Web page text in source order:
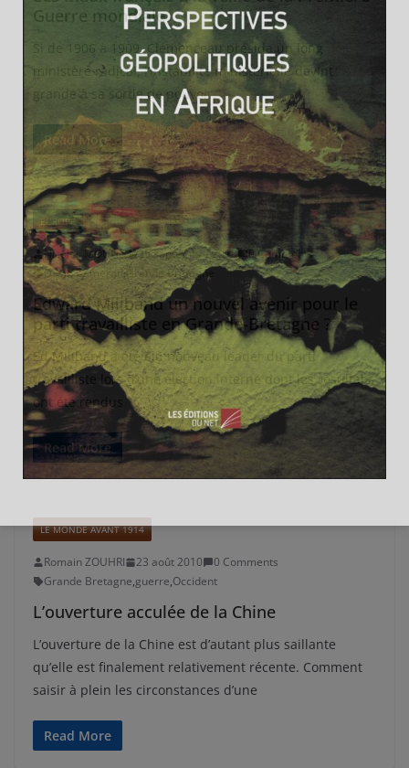
Guerre mondiale
Si de 1906 à 1909, Clémenceau présida un long
ministère radical, l’instabilité ministérielle devint
grande à sa sortie de pouvoir.
Read More
EUROPE GRANDE-BRETAGNE
Nicolas MOULIN 25 septembre 2010
0 Comments
David Cameron,Grande Bretagne
Edward Miliband un nouvel avenir pour le
parti travailliste en Grande-Bretagne ?
Ed Miliband a été élu nouveau leader du parti
travailliste lors d’une élection interne dont les résultats
ont été rendus
Read More
LE MONDE AVANT 1914
Romain ZOUHRI 23 août 2010
0 Comments
Grande Bretagne,guerre,Occident
L’ouverture acculée de la Chine
L’ouverture de la Chine est d’autant plus saillante
qu’elle est finalement relativement récente. Comment
saisir à plein les circonstances d’une
Read More